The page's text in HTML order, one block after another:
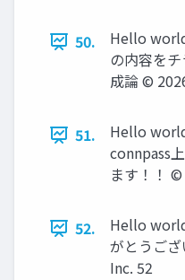
50.
Hello
の内容を
成論 ©️
51.
Hello
connpass
ます！！
52.
Hello
がとうご
Inc. 52